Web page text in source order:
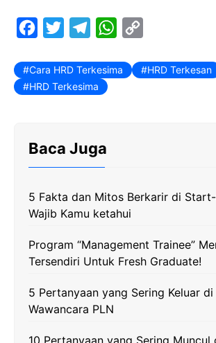
c
e
o
i
t
r
l
e
a
W
a
p
Cara HRD Terkesima
HRD Terkesan
HRD Terkesima
Baca Juga
5 Fakta dan Mitos Berkarir di
Wajib Kamu ketahui
Program “Management Trainee”
Tersendiri Untuk Fresh Graduate!
5 Pertanyaan yang Sering Keluar di
Wawancara PLN